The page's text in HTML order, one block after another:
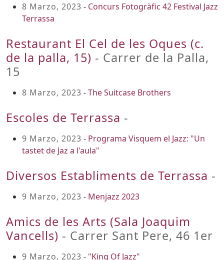
8 Marzo, 2023 - Concurs Fotogràfic 42 Festival Jazz
Terrassa
Restaurant El Cel de les Oques (c.
de la palla, 15) - Carrer de la Palla,
15
8 Marzo, 2023 -The Suitcase Brothers
Escoles de Terrassa -
9 Marzo, 2023 - Programa Visquem el Jazz: "Un
tastet de Jaz a l'aula"
Diversos Establiments de Terrassa -
9 Marzo, 2023 - Menjazz 2023
Amics de les Arts (Sala Joaquim
Vancells) - Carrer Sant Pere, 46 1er
9 Marzo, 2023 - "King Of Jazz"